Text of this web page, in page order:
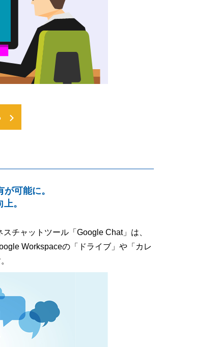
可能に。
。
チャットツール「Google Chat」は、
Workspaceの「ドライブ」や「カレ